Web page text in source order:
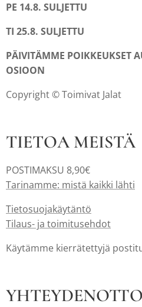
PE 14.8. SULJETTU
TI 25.8. SULJETTU
PÄIVITÄMME POIKKEUKSET
OSIOON
Copyright © Toimivat Jalat
TIETOA MEISTÄ
POSTIMAKSU 8,90€
Tarinamme: mistä kaikki lähti
Tietosuojakäytäntö
Tilaus- ja toimitusehdot
Käytämme kierrätettyjä
YHTEYDENOTTO